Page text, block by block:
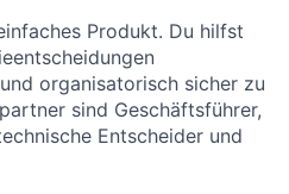
Produkt. Du hilfst
organisatorisch sicher zu
sind Geschäftsführer,
Entscheider und